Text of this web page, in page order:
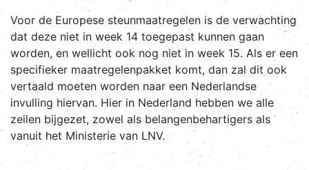
Voor de Europese steunmaatregelen is de verwachting
dat deze niet in week 14 toegepast kunnen gaan
worden, en wellicht ook nog niet in week 15. Als er een
specifieker maatregelenpakket komt, dan zal dit ook
vertaald moeten worden naar een Nederlandse
invulling hiervan. Hier in Nederland hebben we alle
zeilen bijgezet, zowel als belangenbehartigers als
vanuit het Ministerie van LNV.